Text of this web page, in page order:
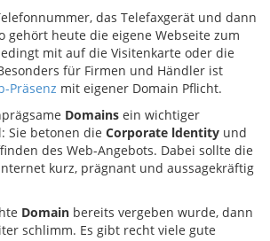
das Telefaxgerät und dann
gehört heute die eigene Webseite zum
mit auf die Visitenkarte oder die
für Firmen und Händler ist
Präsenz mit eigener Domain Pflicht.
Domains ein wichtiger
Sie betonen die Corporate ldentity und
des Web-Angebots. Dabei sollte die
kurz, prägnant und aussagekräftig
Domain bereits vergeben wurde, dann
schlimm. Es gibt recht viele gute